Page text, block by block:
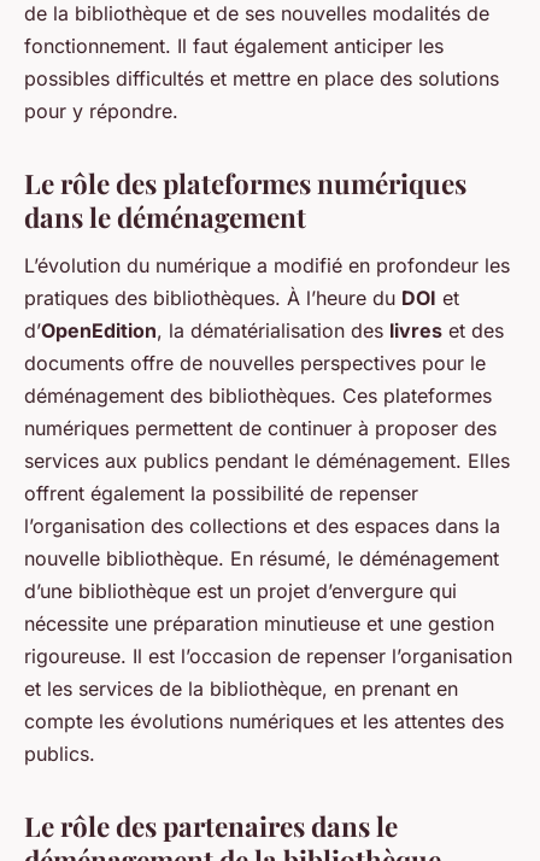
de la bibliothèque et de ses nouvelles modalités de
fonctionnement. Il faut également anticiper les
possibles difficultés et mettre en place des solutions
pour y répondre.
Le rôle des plateformes numériques
dans le déménagement
L’évolution du numérique a modifié en profondeur les
pratiques des bibliothèques. À l’heure du DOI et
d’OpenEdition, la dématérialisation des livres et des
documents offre de nouvelles perspectives pour le
déménagement des bibliothèques. Ces plateformes
numériques permettent de continuer à proposer des
services aux publics pendant le déménagement. Elles
offrent également la possibilité de repenser
l’organisation des collections et des espaces dans la
nouvelle bibliothèque. En résumé, le déménagement
d’une bibliothèque est un projet d’envergure qui
nécessite une préparation minutieuse et une gestion
rigoureuse. Il est l’occasion de repenser l’organisation
et les services de la bibliothèque, en prenant en
compte les évolutions numériques et les attentes des
publics.
Le rôle des partenaires dans le